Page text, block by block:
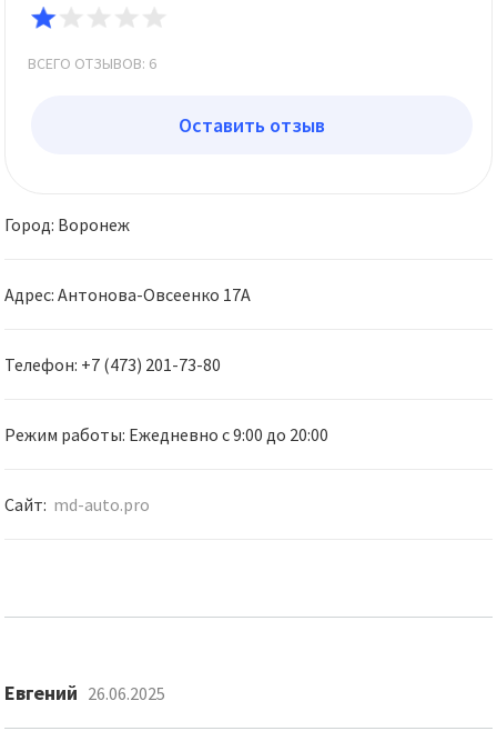
Город: Воронеж
Адрес: Антонова-Овсеенко 17А
Телефон: +7 (473) 201-73-80
Режим работы: Ежедневно с 9:00 до 20:00
Сайт: md-auto.pro
ВСЕГО ОТЗЫВОВ: 6
Оставить отзыв
Евгений 26.06.2025